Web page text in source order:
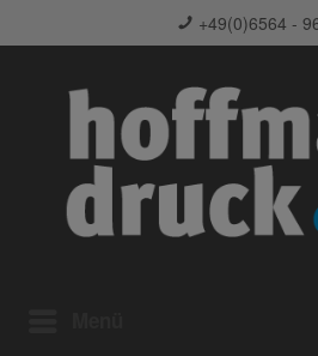
+49(0)6564 -